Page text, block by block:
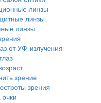
линзы
линзы
линзы
от УФ-излучения
зрение
зрения